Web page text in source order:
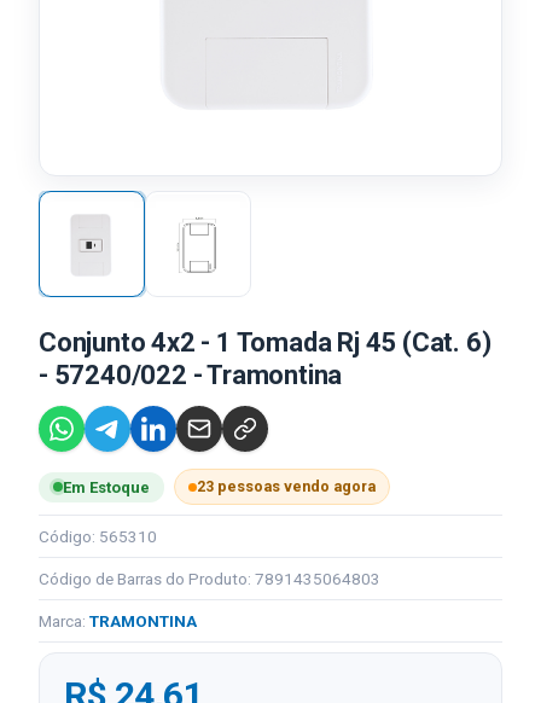
Conjunto 4x2 - 1 Tomada Rj 45 (Cat. 6)
- 57240/022 - Tramontina
Em Estoque 23 pessoas vendo agora
Código: 565310
Código de Barras do Produto: 7891435064803
Marca: TRAMONTINA